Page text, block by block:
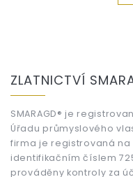
ZLATNICTVÍ
SMARAGD® je
Úřadu průmyslového
firma je registrovaná
identifikačním číslem
prováděny kontroly za